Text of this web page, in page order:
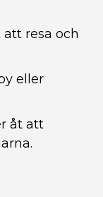
resa och
eller
åt att